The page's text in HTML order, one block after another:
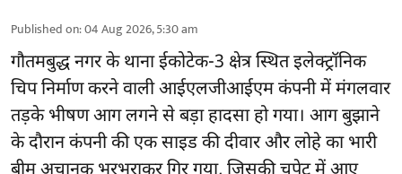
Published on:04 Aug 2026, 5:30 am
गौतमबुद्ध नगरके थाना ईकोटेक-3 क्षेत्र स्थित इलेक्ट्रॉनिक
चिप निर्माण करने वाली आईएलजीआईएम कंपनी में मंगलवार
तड़के भीषण आग लगने से बड़ा हादसा हो गया। आग बुझाने
के दौरान कंपनी की एक साइड की दीवार और लोहे का भारी